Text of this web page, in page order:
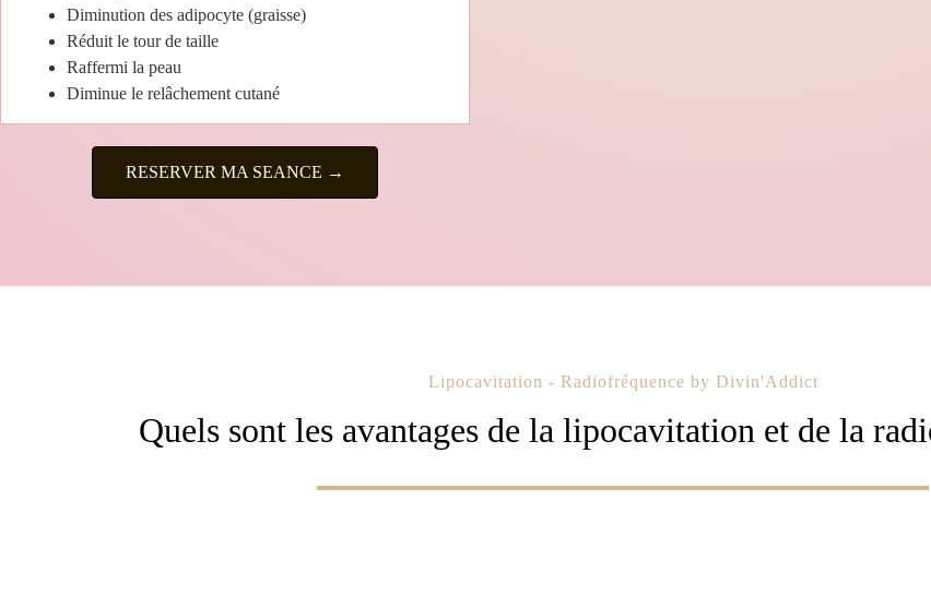
Diminution des adipocyte (graisse)
Réduit le tour de taille
Raffermi la peau
Diminue le relâchement cutané
RESERVER MA SEANCE →
Lipocavitation - Radiofréquence by Divin'Addict
Quels sont les avantages de la lipocavitation et de la